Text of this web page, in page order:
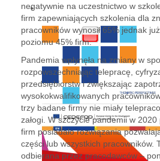
negatywnie na uczestnictwo w
firm zapewniających szkolenia dla
pracowników wynosił 65% jednak
poziomu 45% firm.
Pandemia wpłynęła na zmiany w
rozpowszechniając telepracę,
przedsiębiorstw i zwiększając
wysokokwalifikowanych
trzy badane firmy nie miały
załogi. W szczycie pandemii w
firm posiadało rozwiązania
części lub wszystkich pracowników.
odbierana przez pracodawców –